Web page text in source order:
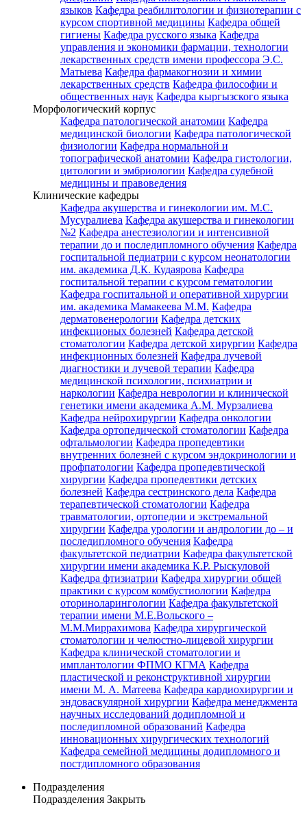
языков Кафедра реабилитологии и физиотерапии с
курсом спортивной медицины Кафедра общей
гигиены Кафедра русского языка Кафедра
управления и экономики фармации, технологии
лекарственных средств имени профессора Э.С.
Матыева Кафедра фармакогнозии и химии
лекарственных средств Кафедра философии и
общественных наук Кафедра кыргызского языка
Морфологический корпус
Кафедра патологической анатомии Кафедра
медицинской биологии Кафедра патологической
физиологии Кафедра нормальной и
топографической анатомии Кафедра гистологии,
цитологии и эмбриологии Кафедра судебной
медицины и правоведения
Клинические кафедры
Кафедра акушерства и гинекологии им. М.С.
Мусуралиева Кафедра акушерства и гинекологии
№2 Кафедра анестезиологии и интенсивной
терапии до и последипломного обучения Кафедра
госпитальной педиатрии с курсом неонатологии
им. академика Д.К. Кудаярова Кафедра
госпитальной терапии с курсом гематологии
Кафедра госпитальной и оперативной хирургии
им. академика Мамакеева М.М. Кафедра
дерматовенерологии Кафедра детских
инфекционых болезней Кафедра детской
стоматологии Кафедра детской хирургии Кафедра
инфекционных болезней Кафедра лучевой
диагностики и лучевой терапии Кафедра
медицинской психологии, психиатрии и
наркологии Кафедра неврологии и клинической
генетики имени академика А.М. Мурзалиева
Кафедра нейрохирургии Кафедра онкологии
Кафедра ортопедической стоматологии Кафедра
офтальмологии Кафедра пропедевтики
внутренних болезней с курсом эндокринологии и
профпатологии Кафедра пропедевтической
хирургии Кафедра пропедевтики детских
болезней Кафедра сестринского дела Кафедра
терапевтической стоматологии Кафедра
травматологии, ортопедии и экстремальной
хирургии Кафедра урологии и андрологии до – и
последипломного обучения Кафедра
факультетской педиатрии Кафедра факультетской
хирургии имени академика К.Р. Рыскуловой
Кафедра фтизиатрии Кафедра хирургии общей
практики с курсом комбустиологии Кафедра
оториноларингологии Кафедра факультетской
терапии имени М.Е.Вольского –
М.М.Миррахимова Кафедра хирургической
стоматологии и челюстно-лицевой хирургии
Кафедра клинической стоматологии и
имплантологии ФПМО КГМА Кафедра
пластической и реконструктивной хирургии
имени М. А. Матеева Кафедра кардиохирургии и
эндоваскулярной хирургии Кафедра менеджмента
научных исследований додипломной и
последипломной образований Кафедра
инновационных хирургических технологий
Кафедра семейной медицины додипломного и
постдипломного образования
Подразделения
Подразделения Закрыть